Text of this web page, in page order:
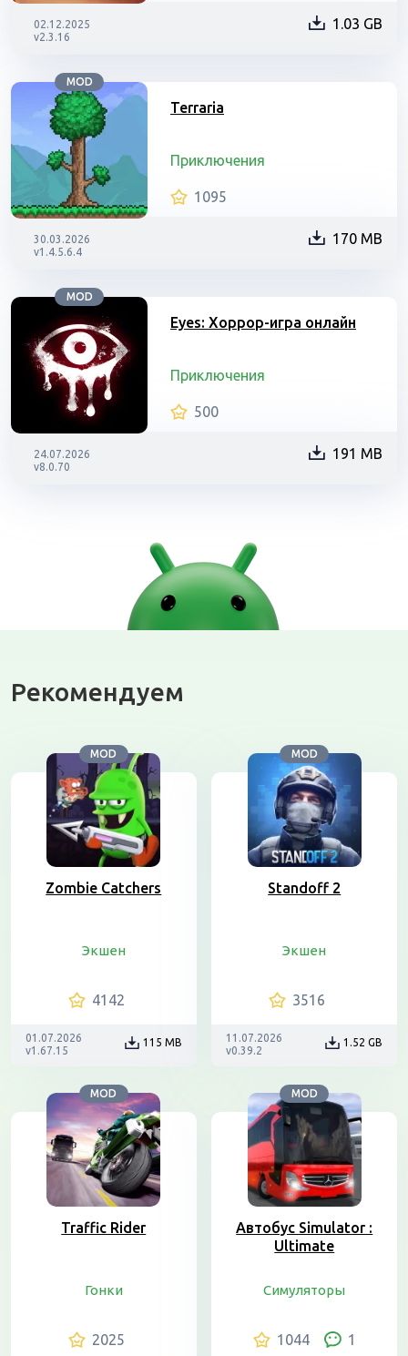
02.12.2025
v2.3.16
1.03 GB
MOD
Terraria
Приключения
1095
30.03.2026
v1.4.5.6.4
170 MB
MOD
Eyes: Хоррор-игра онлайн
Приключения
500
24.07.2026
v8.0.70
191 MB
Рекомендуем
MOD
Zombie Catchers
Экшен
4142
01.07.2026
v1.67.15
115 MB
MOD
Standoff 2
Экшен
3516
11.07.2026
v0.39.2
1.52 GB
MOD
Traffic Rider
Гонки
2025
MOD
Автобус Simulator :
Ultimate
Симуляторы
1044 1